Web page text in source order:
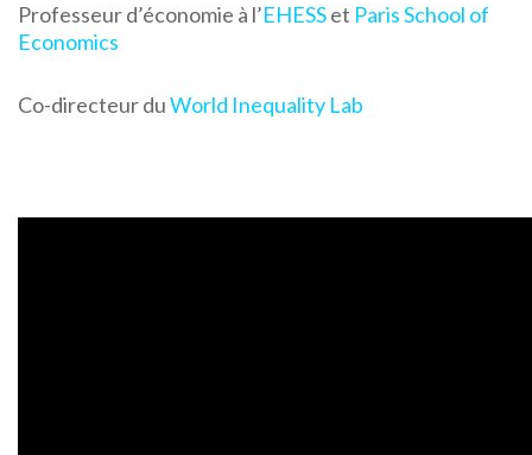
Professeur d’économie à l’EHESSet Paris School of
Economics
Co-directeur duWorld Inequality Lab